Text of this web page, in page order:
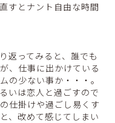
すとナント自由な時間
返ってみると、誰でも
、仕事に出かけている
の少ない事か・・・。
いは恋人と過ごすので
仕掛けや過ごし易くす
、改めて感じてしまい